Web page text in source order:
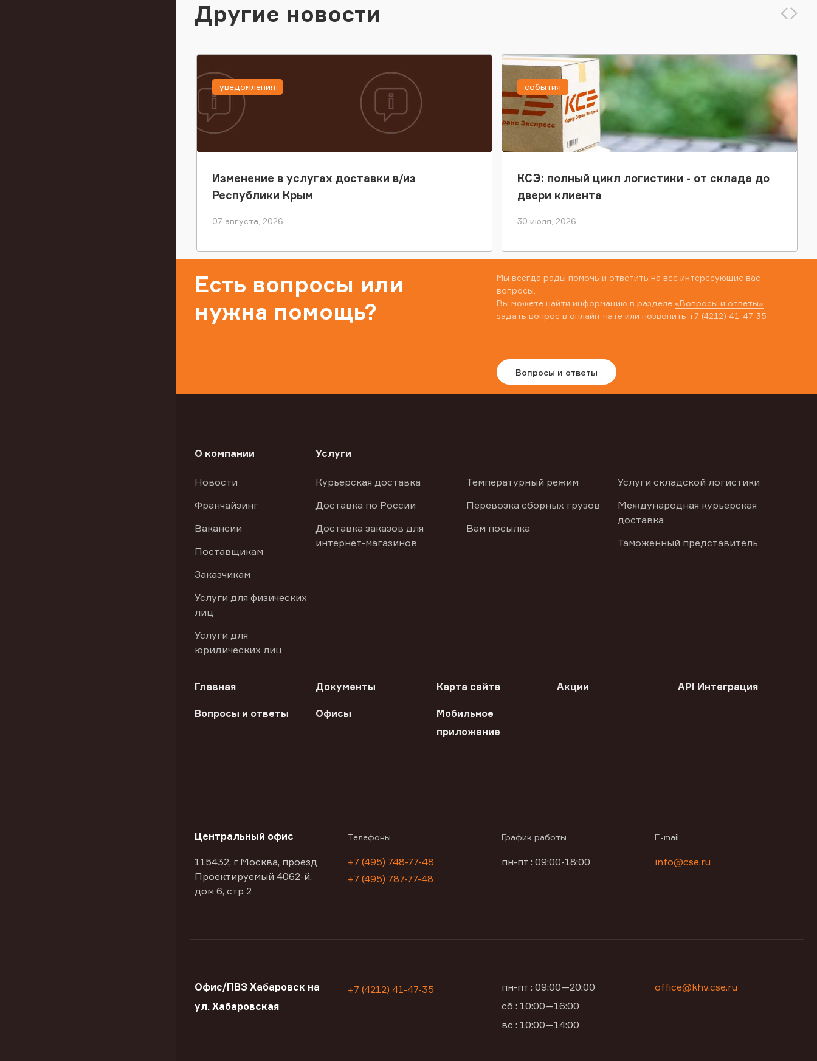
Другие новости
Изменение в услугах доставки в/из
Республики Крым
07 августа, 2026
уведомления
КСЭ: полный цикл логистики - от склада до
двери клиента
30 июля, 2026
события
Есть вопросы или
нужна помощь?
Мы всегда рады помочь и ответить на все интересующие вас
вопросы.
Вы можете найти информацию в разделе «Вопросы и ответы»
задать вопрос в онлайн-чате или позвонить +7 (4212) 41-47-35
Вопросы и ответы
О компании
Новости
Франчайзинг
Вакансии
Поставщикам
Заказчикам
Услуги для физических
лиц
Услуги для
юридических лиц
Услуги
Курьерская доставка
Доставка по России
Доставка заказов для
интернет-магазинов
Температурный режим
Перевозка сборных грузов
Вам посылка
Услуги складской логистики
Международная курьерская
доставка
Таможенный представитель
Главная Документы Карта сайта Акции API Интеграция
Вопросы и ответы Офисы
Мобильное
приложение
Центральный офис
115432, г Москва, проезд
Проектируемый 4062-й,
дом 6, стр 2
Телефоны
+7 (495) 748-77-48
+7 (495) 787-77-48
График работы
пн-пт : 09:00-18:00
E-mail
info@cse.ru
Офис/ПВЗ Хабаровск на
ул. Хабаровская
+7 (4212) 41-47-35
пн-пт : 09:00—20:00
сб : 10:00—16:00
вс : 10:00—14:00
office@khv.cse.ru